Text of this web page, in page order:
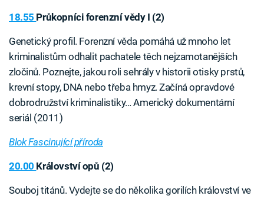
18.55 Průkopníci forenzní vědy I (2)
Genetický profil. Forenzní věda pomáhá už mnoho let
kriminalistům odhalit pachatele těch nejzamotanějších
zločinů. Poznejte, jakou roli sehrály v historii otisky prstů,
krevní stopy, DNA nebo třeba hmyz. Začíná opravdové
dobrodružství kriminalistiky… Americký dokumentární
seriál (2011)
Blok Fascinující příroda
20.00 Království opů (2)
Souboj titánů. Vydejte se do několika gorilích království ve